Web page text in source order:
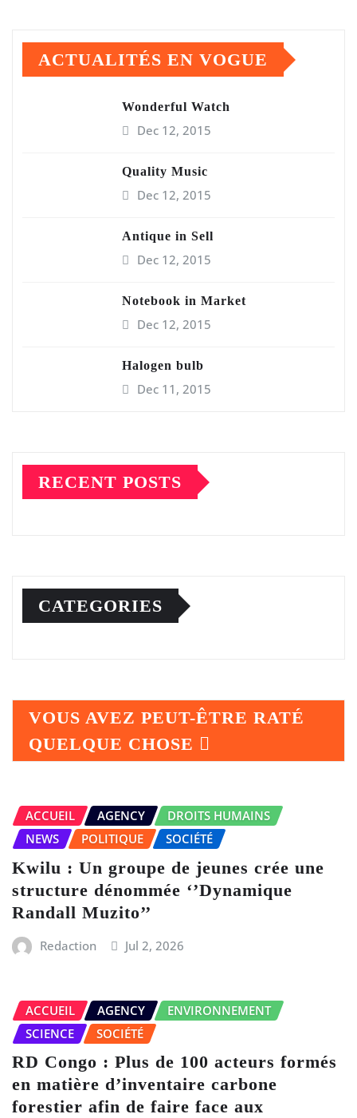
ACTUALITÉS EN VOGUE
Wonderful Watch
Dec 12, 2015
Quality Music
Dec 12, 2015
Antique in Sell
Dec 12, 2015
Notebook in Market
Dec 12, 2015
Halogen bulb
Dec 11, 2015
RECENT POSTS
CATEGORIES
VOUS AVEZ PEUT-ÊTRE RATÉ
QUELQUE CHOSE
ACCUEIL AGENCY
DROITS HUMAINS
NEWS
POLITIQUE SOCIÉTÉ
Kwilu : Un groupe de jeunes crée une
structure dénommée ‘’Dynamique
Randall Muzito’’
Redaction Jul 2, 2026
ACCUEIL AGENCY
ENVIRONNEMENT
SCIENCE
SOCIÉTÉ
RD Congo : Plus de 100 acteurs formés
en matière d’inventaire carbone
forestier afin de faire face aux